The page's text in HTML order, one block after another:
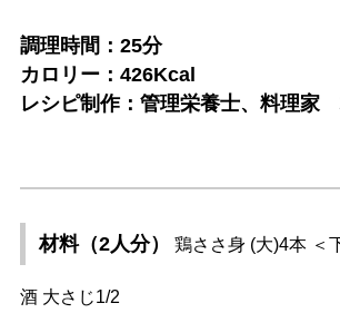
調理時間：25分
カロリー：426Kcal
レシピ制作：管理栄養士、料理家
材料（2人分） 鶏ささ身 (大)4本 ＜
酒 大さじ1/2